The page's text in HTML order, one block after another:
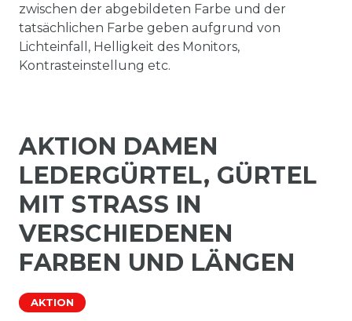
zwischen der abgebildeten Farbe und der
tatsächlichen Farbe geben aufgrund von
Lichteinfall, Helligkeit des Monitors,
Kontrasteinstellung etc.
AKTION DAMEN
LEDERGÜRTEL, GÜRTEL
MIT STRASS IN
VERSCHIEDENEN
FARBEN UND LÄNGEN
AKTION